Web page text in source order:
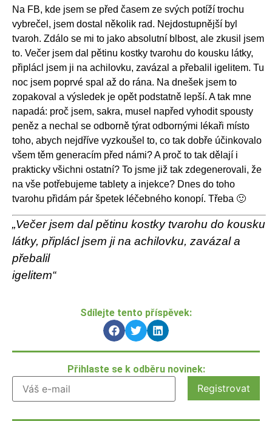
Na FB, kde jsem se před časem ze svých potíží trochu
vybrečel, jsem dostal několik rad. Nejdostupnější byl
tvaroh. Zdálo se mi to jako absolutní blbost, ale zkusil jsem
to. Večer jsem dal pětinu kostky tvarohu do kousku látky,
připlácl jsem ji na achilovku, zavázal a přebalil igelitem. Tu
noc jsem poprvé spal až do rána. Na dnešek jsem to
zopakoval a výsledek je opět podstatně lepší. A tak mne
napadá: proč jsem, sakra, musel napřed vyhodit spousty
peněz a nechal se odborně týrat odbornými lékaři místo
toho, abych nejdříve vyzkoušel to, co tak dobře účinkovalo
všem těm generacím před námi? A proč to tak dělají i
prakticky všichni ostatní? To jsme již tak zdegenerovali, že
na vše potřebujeme tablety a injekce? Dnes do toho
tvarohu přidám pár špetek léčebného konopí. Třeba 🙂
„Večer jsem dal pětinu kostky tvarohu do kousku
látky, připlácl jsem ji na achilovku, zavázal a
přebalil
igelitem“
Sdílejte tento příspěvek:
Přihlaste se k odběru novinek: